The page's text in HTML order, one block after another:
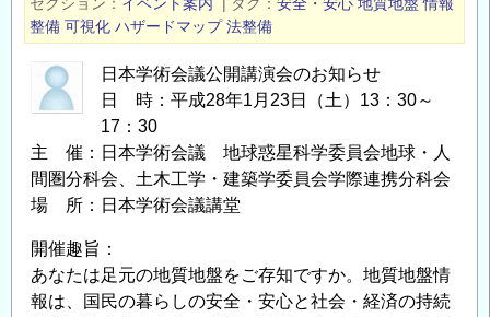
整備 可視化 ハザードマップ 法整備
日本学術会議公開講演会のお知らせ
日 時：平成28年1月23日（土）13：30～
17：30
主 催：日本学術会議 地球惑星科学委員会地球・人
間圏分科会、土木工学・建築学委員会学際連携分科会
場 所：日本学術会議講堂
開催趣旨：
あなたは足元の地質地盤をご存知ですか。地質地盤情
報は、国民の暮らしの安全・安心と社会・経済の持続